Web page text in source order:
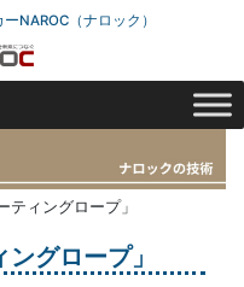
NAROC（ナロック）
ティングロープ」
グロープ」